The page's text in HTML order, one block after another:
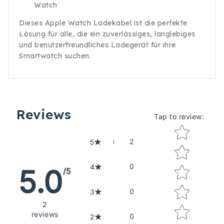
Watch
Dieses Apple Watch Ladekabel ist die perfekte
Lösung für alle, die ein zuverlässiges, langlebiges
und benutzerfreundliches Ladegerät für ihre
Smartwatch suchen.
Reviews
5.0/5
2
reviews
5 2
4 0
3 0
2 0
Tap to review:
Star rating